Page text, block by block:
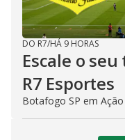
DO R7/HÁ 9 HORAS
Escale o
R7 Esportes
Botafogo SP em Ação